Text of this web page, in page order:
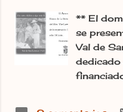
** El
se
Val de